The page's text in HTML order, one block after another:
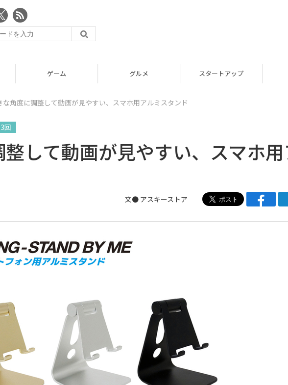
ゲーム グルメ スタートアップ
な角度に調整して動画が見やすい、スマホ用アルミスタンド
回
して動画が見やすい、スマホ
文● アスキーストア